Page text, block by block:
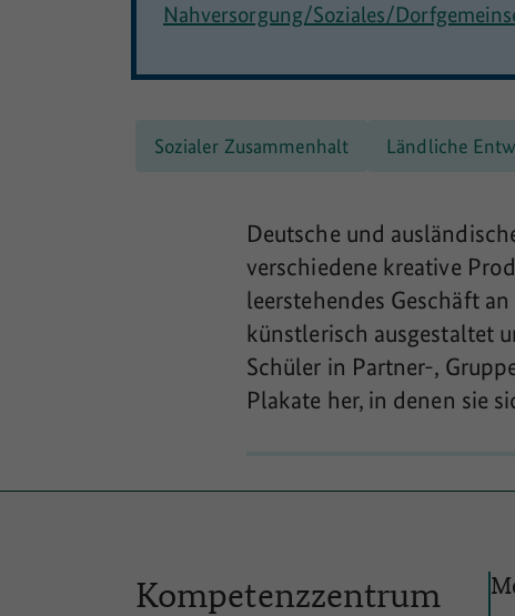
Nahversorgung/Soziales/
Sozialer Zusammenhalt Ländliche
Deutsche und
verschiedene kreative
leerstehendes Geschäft
künstlerisch ausgestaltet
Schüler in Partner-,
Plakate her, in denen sie
Kompetenzzentrum